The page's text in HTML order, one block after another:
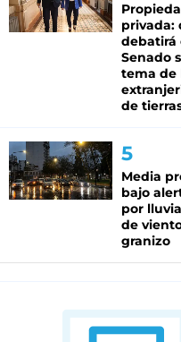
privada:
debatirá
Senado
tema de
de
Media
bajo
por
de
granizo